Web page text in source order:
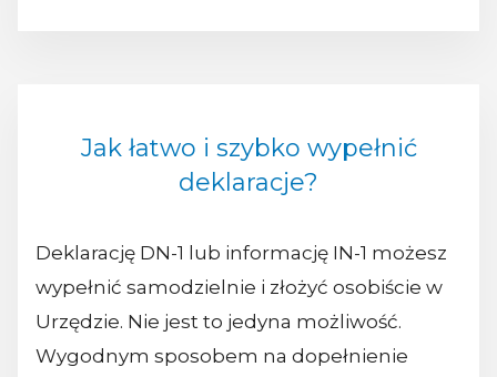
Jak łatwo i szybko wypełnić
deklaracje?
Deklarację DN-1 lub informację IN-1 możesz
wypełnić samodzielnie i złożyć osobiście w
Urzędzie. Nie jest to jedyna możliwość.
Wygodnym sposobem na dopełnienie